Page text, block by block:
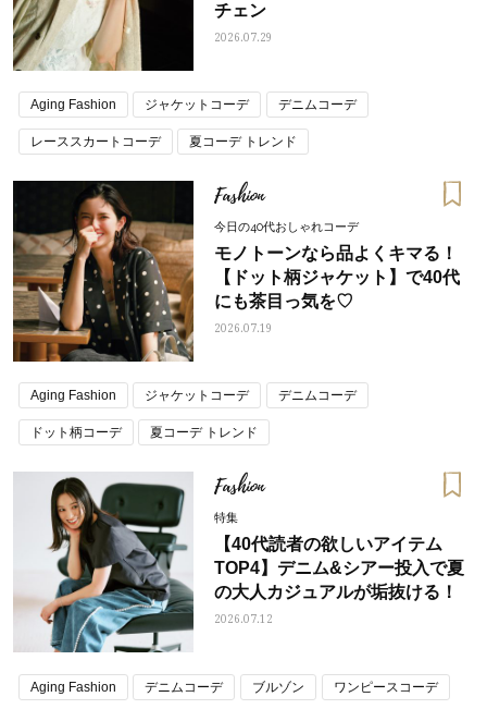
チェン
2026.07.29
Aging Fashion ジャケットコーデ デニムコーデ
レーススカートコーデ 夏コーデ トレンド
Fashion
今日の40代おしゃれコーデ
モノトーンなら品よくキマる！
【ドット柄ジャケット】で40代
にも茶目っ気を♡
2026.07.19
Aging Fashion ジャケットコーデ デニムコーデ
ドット柄コーデ 夏コーデ トレンド
Fashion
特集
【40代読者の欲しいアイテム
TOP4】デニム&シアー投入で夏
の大人カジュアルが垢抜ける！
2026.07.12
Aging Fashion デニムコーデ ブルゾン ワンピースコーデ